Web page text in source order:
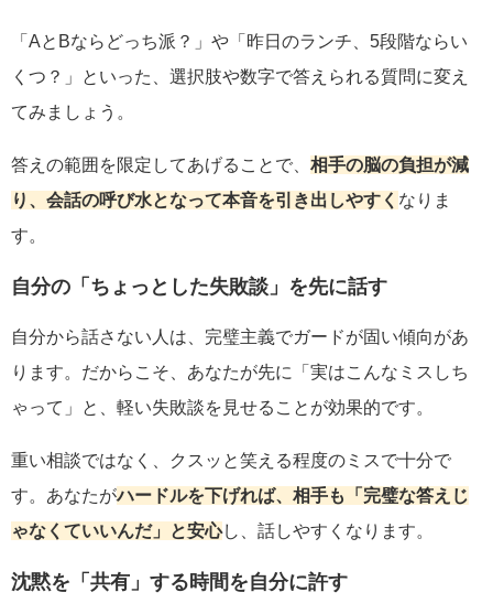
「AとBならどっち派？」や「昨日のランチ、5段階ならい
くつ？」といった、選択肢や数字で答えられる質問に変え
てみましょう。
答えの範囲を限定してあげることで、 相手の脳の負担が減
り、会話の呼び水となって本音を引き出しやすく なりま
す。
自分の「ちょっとした失敗談」を先に話す
自分から話さない人は、完璧主義でガードが固い傾向があ
ります。だからこそ、あなたが先に「実はこんなミスしち
ゃって」と、軽い失敗談を見せることが効果的です。
重い相談ではなく、クスッと笑える程度のミスで十分で
す。あなたがハードルを下げれば、相手も「完璧な答えじ
ゃなくていいんだ」と安心し、話しやすくなります。
沈黙を「共有」する時間を自分に許す